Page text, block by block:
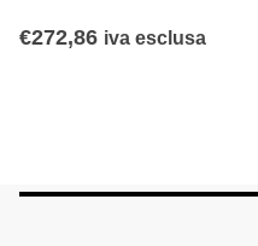
€272,86 iva esclusa